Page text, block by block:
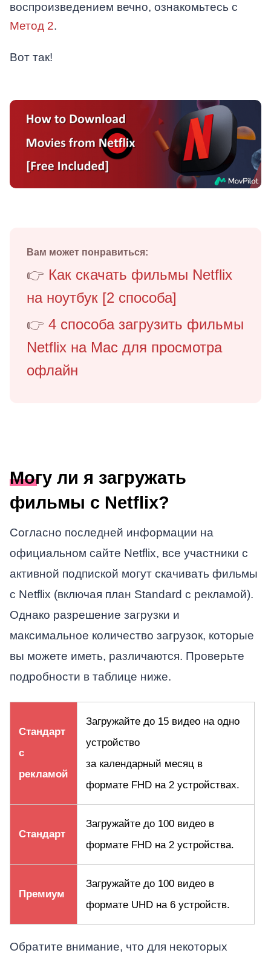
воспроизведением вечно, ознакомьтесь с
Метод 2.
Вот так!
Вам может понравиться:
👉 Как скачать фильмы Netflix
на ноутбук [2 способа]
👉4 способа загрузить фильмы
Netflix на Mac для просмотра
офлайн
Могу ли я загружать
фильмы с Netflix?
Согласно последней информации на
официальном сайте Netflix, все участники с
активной подпиской могут скачивать фильмы
с Netflix (включая план Standard с рекламой).
Однако разрешение загрузки и
максимальное количество загрузок, которые
вы можете иметь, различаются. Проверьте
подробности в таблице ниже.
Стандарт
с
рекламой
Загружайте до 15 видео на одно
устройство
за календарный месяц в
формате FHD на 2 устройствах.
Стандарт
Загружайте до 100 видео в
формате FHD на 2 устройства.
Премиум
Загружайте до 100 видео в
формате UHD на 6 устройств.
Обратите внимание, что для некоторых